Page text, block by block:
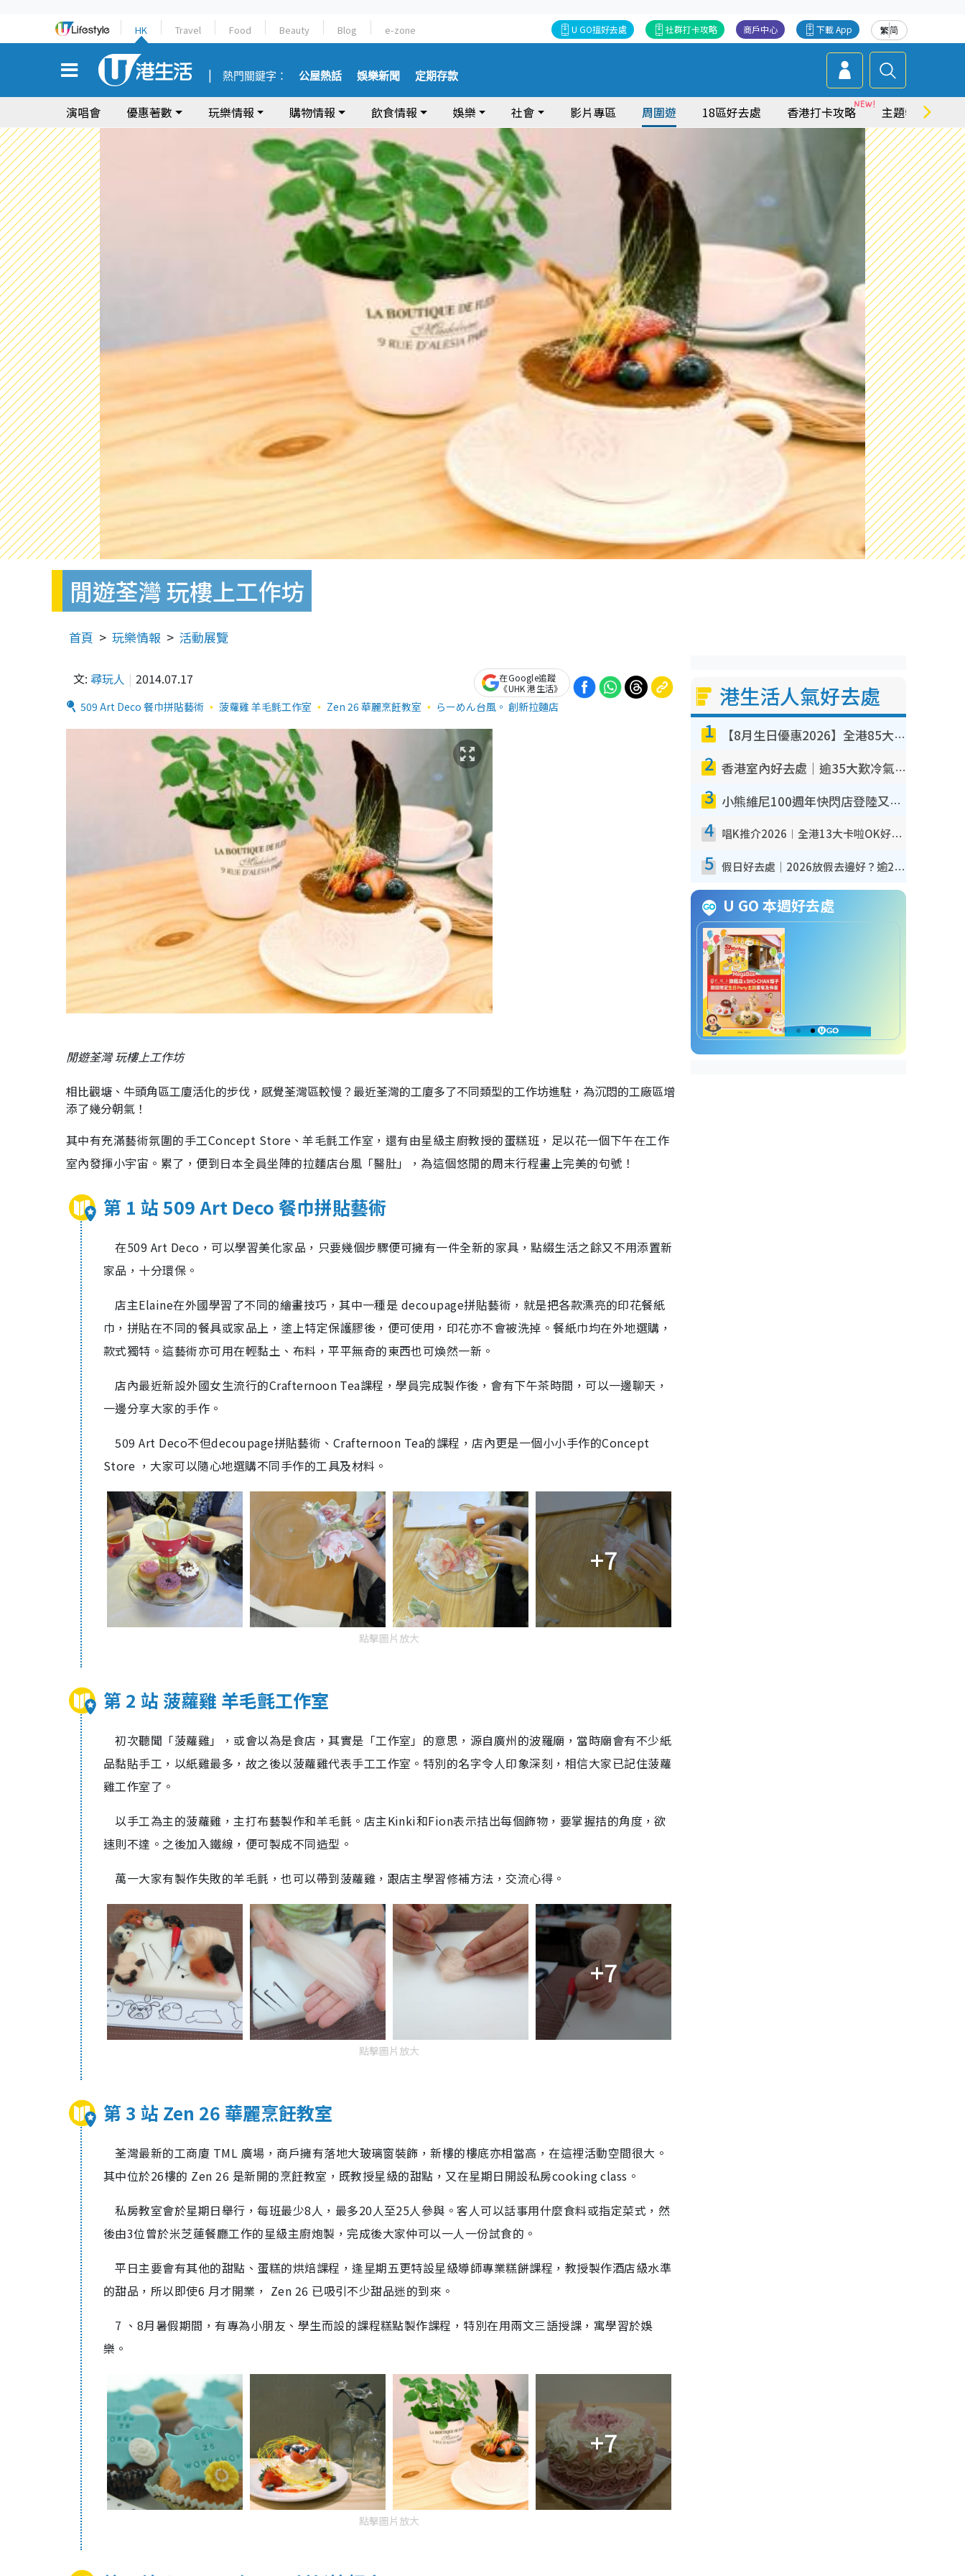
HK Travel Food Beauty Blog e-zone 繁简
下載 App
商戶中心
社群打卡攻略
U GO搵好去處
熱門關鍵字： 公屋熱話 娛樂新聞 定期存款
演唱會 優惠著數 玩樂情報 購物情報 飲食情報 娛樂 社會 影片專區 周圍遊 18區好去處 香港打卡攻略 主題特集
閒遊荃灣 玩樓上工作坊
首頁 玩樂情報 活動展覽
文: 尋玩人 2014.07.17
在Google追蹤
《UHK 港生活》
509 Art Deco 餐巾拼貼藝術 菠蘿雞 羊毛氈工作室 Zen 26 華麗烹飪教室 らーめん台風。 創新拉麵店
閒遊荃灣 玩樓上工作坊
相比觀塘、牛頭角區工廈活化的步伐，感覺荃灣區較慢？最近荃灣的工廈多了不同類型的工作坊進駐，為沉悶的工廠區增
添了幾分朝氣！
其中有充滿藝術氛圍的手工Concept Store、羊毛氈工作室，還有由星級主廚教授的蛋糕班，足以花一個下午在工作
室內發揮小宇宙。累了，便到日本全員坐陣的拉麵店台風「醫肚」，為這個悠閒的周末行程畫上完美的句號！
第 1 站 509 Art Deco 餐巾拼貼藝術
在509 Art Deco，可以學習美化家品，只要幾個步驟便可擁有一件全新的家具，點綴生活之餘又不用添置新
家品，十分環保。
店主Elaine在外國學習了不同的繪畫技巧，其中一種是 decoupage拼貼藝術，就是把各款漂亮的印花餐紙
巾，拼貼在不同的餐具或家品上，塗上特定保護膠後，便可使用，印花亦不會被洗掉。餐紙巾均在外地選購，
款式獨特。這藝術亦可用在輕黏土、布料，平平無奇的東西也可煥然一新。
店內最近新設外國女生流行的Crafternoon Tea課程，學員完成製作後，會有下午茶時間，可以一邊聊天，
一邊分享大家的手作。
509 Art Deco不但decoupage拼貼藝術、Crafternoon Tea的課程，店內更是一個小小手作的Concept
Store ，大家可以隨心地選購不同手作的工具及材料。
+7
點擊圖片放大
第 2 站 菠蘿雞 羊毛氈工作室
初次聽聞「菠蘿雞」，或會以為是食店，其實是「工作室」的意思，源自廣州的波羅廟，當時廟會有不少紙
品黏貼手工，以紙雞最多，故之後以菠蘿雞代表手工工作室。特別的名字令人印象深刻，相信大家已記住菠蘿
雞工作室了。
以手工為主的菠蘿雞，主打布藝製作和羊毛氈。店主Kinki和Fion表示拮出每個飾物，要掌握拮的角度，欲
速則不達。之後加入鐵線，便可製成不同造型。
萬一大家有製作失敗的羊毛氈，也可以帶到菠蘿雞，跟店主學習修補方法，交流心得。
+7
點擊圖片放大
第 3 站 Zen 26 華麗烹飪教室
荃灣最新的工商廈 TML 廣場，商戶擁有落地大玻璃窗裝飾，新樓的樓底亦相當高，在這裡活動空間很大。
其中位於26樓的 Zen 26 是新開的烹飪教室，既教授星級的甜點，又在星期日開設私房cooking class。
私房教室會於星期日舉行，每班最少8人，最多20人至25人參與。客人可以話事用什麼食料或指定菜式，然
後由3位曾於米芝蓮餐廳工作的星級主廚炮製，完成後大家仲可以一人一份試食的。
平日主要會有其他的甜點、蛋糕的烘焙課程，逢星期五更特設星級導師專業糕餅課程，教授製作酒店級水準
的甜品，所以即使6 月才開業， Zen 26 已吸引不少甜品迷的到來。
7 、8月暑假期間，有專為小朋友、學生而設的課程糕點製作課程，特別在用兩文三語授課，寓學習於娛
樂。
+7
點擊圖片放大
港生活人氣好去處
1 【8月生日優惠2026】全港85大食買玩著數攻略 自助餐/火鍋放題同行免費＋誠品/DONKI送現金券
2 香港室內好去處｜逾35大歎冷氣室內好去處推介 室內活動免費避雨無懼落雨
3 小熊維尼100週年快閃店登陸又一城 重現百畝森林經典場景／獨家限定盲盒登場／專屬DIY香水
4 唱K推介2026︱全港13大卡啦OK好去處！最平$36起 日文K都有！(附地址+收費詳情)
5 假日好去處｜2026放假去邊好？逾20放假好去處郊外/秘景 休閒半日或一日遊
U GO 本週好去處